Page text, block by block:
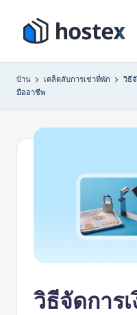
ที่
เนื้อหาฮ
เ
การ
หยุด
บ้าน เคล็ดลับการเช่าที่พัก
วิธี
มืออาชีพ
วิธีจัดการ